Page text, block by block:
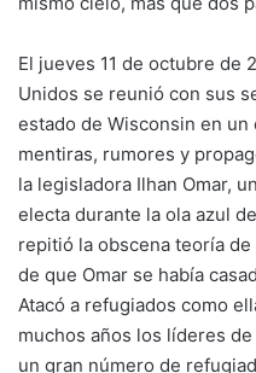
El jueves 11 de octubre de
Unidos se reunió con sus
estado de Wisconsin en
mentiras, rumores y
la legisladora Ilhan Omar,
electa durante la ola azul
repitió la obscena teoría
de que Omar se había
Atacó a refugiados como
muchos años los líderes
un gran número de